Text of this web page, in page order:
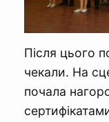
Після цього
чекали. На
почала